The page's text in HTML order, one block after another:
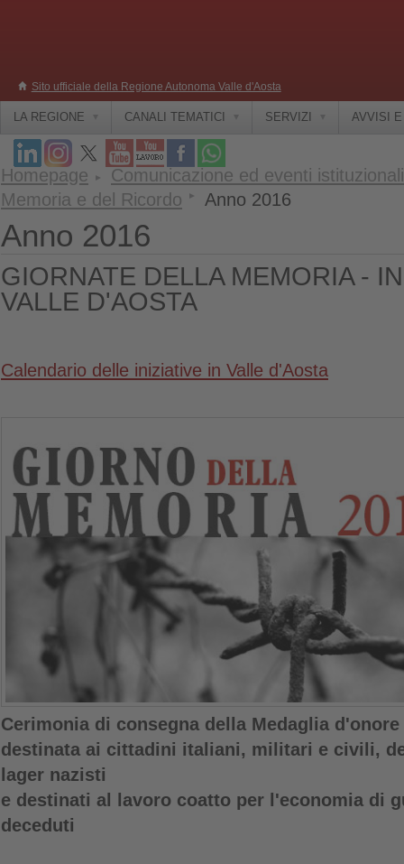
Sito ufficiale della Regione Autonoma Valle d'Aosta
LA REGIONE CANALI TEMATICI SERVIZI AVVISI
Homepage
Comunicazione ed eventi istituzionali
Memoria e del Ricordo
Anno 2016
Anno 2016
GIORNATE DELLA MEMORIA -
VALLE D'AOSTA
Calendario delle iniziative in Valle d'Aosta
Cerimonia di consegna della Medaglia d'onore
destinata ai cittadini italiani, militari e civili,
lager nazisti
e destinati al lavoro coatto per l'economia di
deceduti